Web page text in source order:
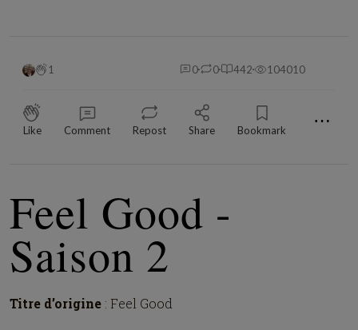
1 0 0 442 104010
Like Comment Repost Share Bookmark ⋯
Feel Good -
Saison 2
Titre d’origine : Feel Good